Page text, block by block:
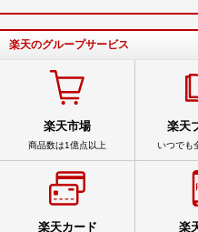
楽天のグループサービス
楽天市場
商品数は1億点以上
楽天
いつでも
楽天カード 楽